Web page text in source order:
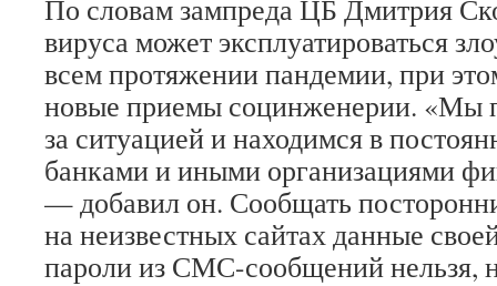
По словам зампреда ЦБ Дмитрия
вируса может эксплуатироваться
всем протяжении пандемии, при
новые приемы социнженерии. «Мы
за ситуацией и находимся в
банками и иными организациями
— добавил он. Сообщать
на неизвестных сайтах данные
пароли из СМС-сообщений нельзя,